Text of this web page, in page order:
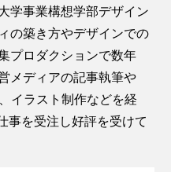
学事業構想学部デザイン
の築き方やデザインでの
プロダクションで数年
メディアの記事執筆や
イラスト制作などを経
事を受注し好評を受けて